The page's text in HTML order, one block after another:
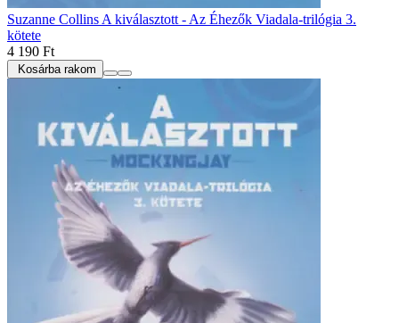
Suzanne Collins A kiválasztott - Az Éhezők Viadala-trilógia 3.
kötete
4 190 Ft
Kosárba rakom